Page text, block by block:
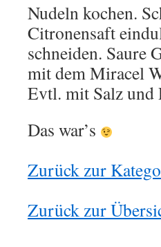
Nudeln kochen.
Citronensaft
schneiden. Saure
mit dem Miracel
Evtl. mit Salz und
Das war’s
Zurück zur
Zurück zur